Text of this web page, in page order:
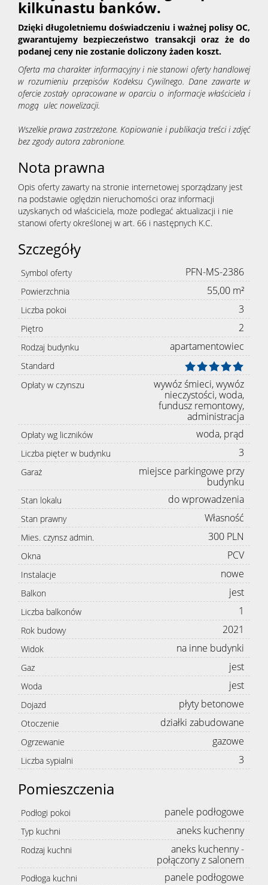
kilkunastu banków.
Dzięki długoletniemu doświadczeniu i ważnej polisy OC,
gwarantujemy bezpieczeństwo transakcji oraz że do
podanej ceny nie zostanie doliczony żaden koszt.
Oferta ma charakter informacyjny i nie stanowi oferty handlowej
w rozumieniu przepisów Kodeksu Cywilnego. Dane zawarte w
ofercie zostały opracowane w oparciu o informacje właściciela i
mogą ulec nowelizacji.
Wszelkie prawa zastrzeżone. Kopiowanie i publikacja treści i zdjęć
bez zgody autora zabronione.
Nota prawna
Opis oferty zawarty na stronie internetowej sporządzany jest
na podstawie oględzin nieruchomości oraz informacji
uzyskanych od właściciela, może podlegać aktualizacji i nie
stanowi oferty określonej w art. 66 i następnych K.C.
Szczegóły
Symbol oferty PFN-MS-2386
Powierzchnia 55,00 m²
Liczba pokoi 3
Piętro 2
Rodzaj budynku apartamentowiec
Standard
Opłaty w czynszu
wywóz śmieci, wywóz
nieczystości, woda,
fundusz remontowy,
administracja
Opłaty wg liczników woda, prąd
Liczba pięter w budynku 3
Garaż
miejsce parkingowe przy
budynku
Stan lokalu do wprowadzenia
Stan prawny Własność
Mies. czynsz admin. 300 PLN
Okna PCV
Instalacje nowe
Balkon jest
Liczba balkonów 1
Rok budowy 2021
Widok na inne budynki
Gaz jest
Woda jest
Dojazd płyty betonowe
Otoczenie działki zabudowane
Ogrzewanie gazowe
Liczba sypialni 3
Pomieszczenia
Podłogi pokoi panele podłogowe
Typ kuchni aneks kuchenny
Rodzaj kuchni
aneks kuchenny -
połączony z salonem
Podłoga kuchni panele podłogowe